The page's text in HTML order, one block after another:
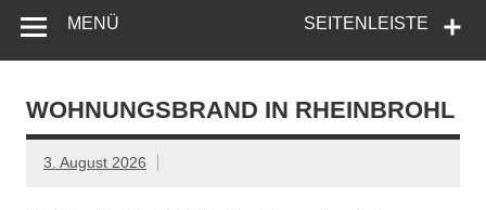
SEITENLEISTE
MENÜ
WOHNUNGSBRAND IN RHEINBROHL
3. August 2026